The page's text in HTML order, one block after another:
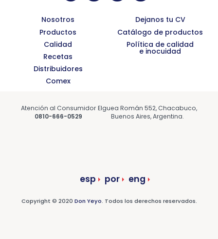
Nosotros
Productos
Calidad
Recetas
Distribuidores
Comex
Dejanos tu CV
Catálogo de productos
Política de calidad
e inocuidad
Atención al Consumidor
0810-666-0529
Elguea Román 552, Chacabuco,
Buenos Aires, Argentina.
esp por eng
Copyright © 2020 Don Yeyo. Todos los derechos reservados.